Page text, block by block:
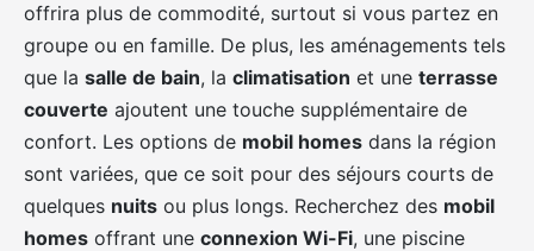
offrira plus de commodité, surtout si vous partez en
groupe ou en famille. De plus, les aménagements tels
que la salle de bain, la climatisation et une terrasse
couverte ajoutent une touche supplémentaire de
confort. Les options de mobil homes dans la région
sont variées, que ce soit pour des séjours courts de
quelques nuits ou plus longs. Recherchez des mobil
homes offrant une connexion Wi-Fi, une piscine